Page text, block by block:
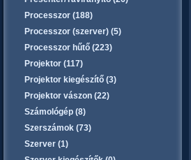
Processzor (188)
Processzor (szerver) (5)
Processzor hűtő (223)
Projektor (117)
Projektor kiegészítő (3)
Projektor vászon (22)
Számológép (8)
Szerszámok (73)
Szerver (1)